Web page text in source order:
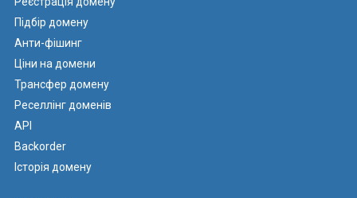
Підбір домену
Анти-фішинг
Ціни на домени
Трансфер домену
Реселлінг доменів
API
Backorder
Історія домену